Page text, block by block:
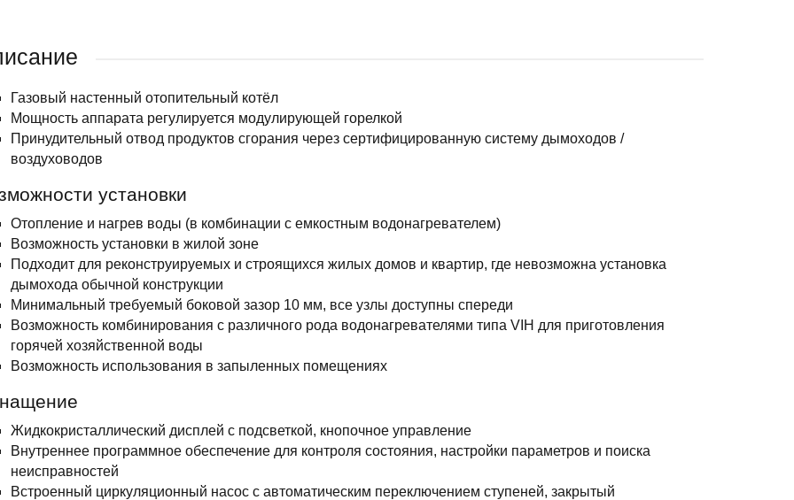
Газовый настенный отопительный котёл
Мощность аппарата регулируется модулирующей горелкой
Принудительный отвод продуктов сгорания через сертифицированную систему дымоходов /
воздуховодов
установки
Отопление и нагрев воды (в комбинации с емкостным водонагревателем)
Возможность установки в жилой зоне
Подходит для реконструируемых и строящихся жилых домов и квартир, где невозможна установка
дымохода обычной конструкции
Минимальный требуемый боковой зазор 10 мм, все узлы доступны спереди
Возможность комбинирования с различного рода водонагревателями типа VIH для приготовления
горячей хозяйственной воды
Возможность использования в запыленных помещениях
Жидкокристаллический дисплей с подсветкой, кнопочное управление
Внутреннее программное обеспечение для контроля состояния, настройки параметров и поиска
неисправностей
Встроенный циркуляционный насос с автоматическим переключением ступеней, закрытый